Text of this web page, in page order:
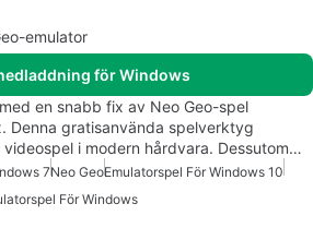
emulator
för Windows
en snabb fix av Neo Geo-spel
Denna gratisanvända spelverktyg
i modern hårdvara. Dessutom…
7Neo GeoEmulatorspel För Windows 10
För Windows